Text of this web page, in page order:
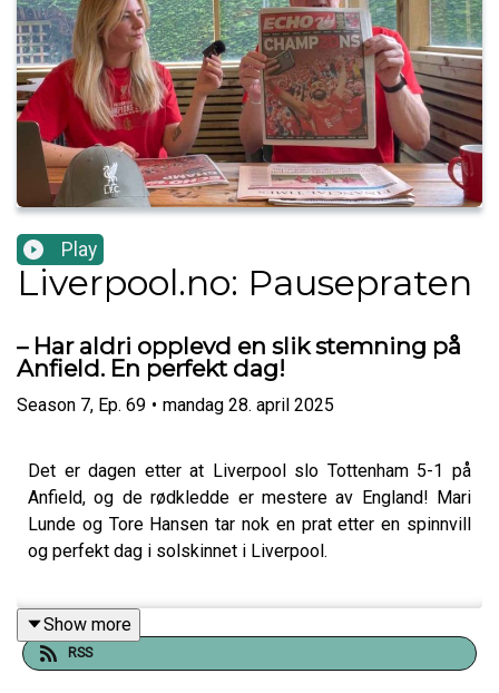
Play
Liverpool.no: Pausepraten
– Har aldri opplevd en slik stemning på
Anfield. En perfekt dag!
Season 7, Ep. 69 • mandag 28. april 2025
Det er dagen etter at Liverpool slo Tottenham 5-1 på
Anfield, og de rødkledde er mestere av England! Mari
Lunde og Tore Hansen tar nok en prat etter en spinnvill
og perfekt dag i solskinnet i Liverpool.
Her er temaene:
Show more
RSS